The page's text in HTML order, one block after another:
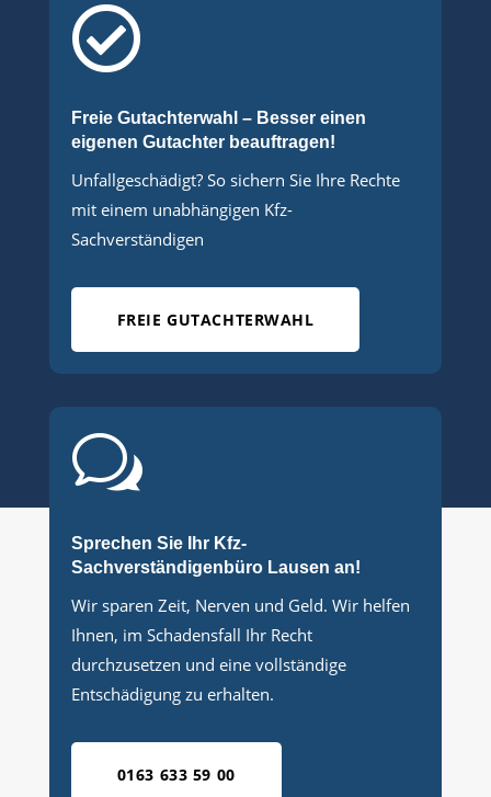

Freie Gutachterwahl – Besser einen
eigenen Gutachter beauftragen!
Unfallgeschädigt? So sichern Sie Ihre Rechte
mit einem unabhängigen Kfz-
Sachverständigen
FREIE GUTACHTERWAHL
w
Sprechen Sie Ihr Kfz-
Sachverständigenbüro Lausen an!
Wir sparen Zeit, Nerven und Geld. Wir helfen
Ihnen, im Schadensfall Ihr Recht
durchzusetzen und eine vollständige
Entschädigung zu erhalten.
0163 633 59 00